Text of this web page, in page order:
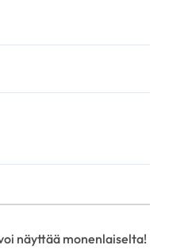
näyttää monenlaiselta!